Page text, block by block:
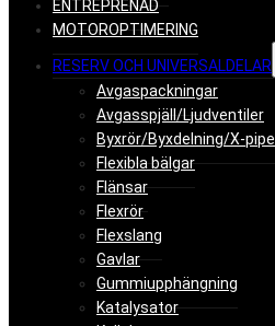
ENTREPRENAD
MOTOROPTIMERING
RESERV OCH UNIVERSALDELAR
Avgaspackningar
Avgasspjäll/Ljudventiler
Byxrör/Byxdelning/X-pipe
Flexibla bälgar
Flänsar
Flexrör
Flexslang
Gavlar
Gummiupphängning
Katalysator